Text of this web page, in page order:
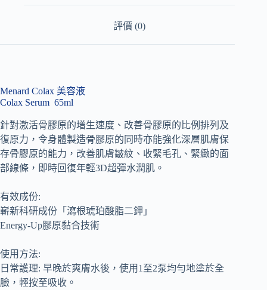
評價 (0)
Menard Colax 美容液
Colax Serum 65ml
針對激活骨膠原的增生速度、改善骨膠原的比例排列及
復原力，令身體製造骨膠原的同時亦能強化深層肌膚保
存骨膠原的能力，改善肌膚皺紋、收緊毛孔、緊緻的面
部線條，即時回復年輕3D超彈水潤肌。
有效成份:
嶄新科研成份「瀉根琥珀酸脂二鉀」
Energy-Up膠原黏合技術
使用方法:
日常護理: 早晚於爽膚水後，使用1至2泵均勻地塗於全
臉，輕按至吸收。